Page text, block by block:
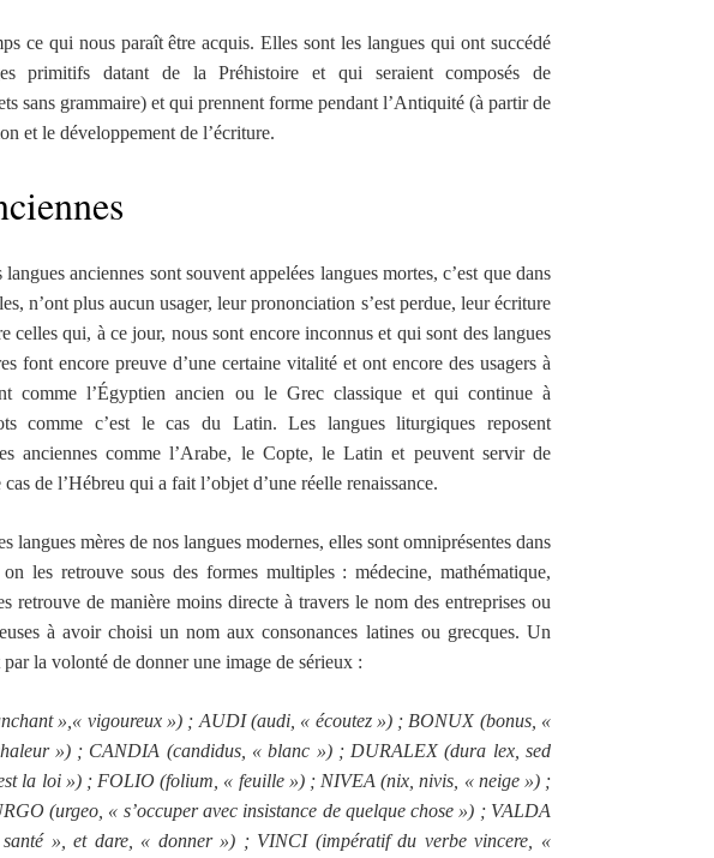
ce qui nous paraît être acquis. Elles sont les langues qui ont succédé
primitifs datant de la Préhistoire et qui seraient composés de
sans grammaire) et qui prennent forme pendant l’Antiquité (à partir de
et le développement de l’écriture.
anciennes sont souvent appelées langues mortes, c’est que dans
n’ont plus aucun usager, leur prononciation s’est perdue, leur écriture
celles qui, à ce jour, nous sont encore inconnus et qui sont des langues
font encore preuve d’une certaine vitalité et ont encore des usagers à
comme l’Égyptien ancien ou le Grec classique et qui continue à
comme c’est le cas du Latin. Les langues liturgiques reposent
anciennes comme l’Arabe, le Copte, le Latin et peuvent servir de
de l’Hébreu qui a fait l’objet d’une réelle renaissance.
langues mères de nos langues modernes, elles sont omniprésentes dans
les retrouve sous des formes multiples : médecine, mathématique,
de manière moins directe à travers le nom des entreprises ou
à avoir choisi un nom aux consonances latines ou grecques. Un
la volonté de donner une image de sérieux :
»,« vigoureux ») ; AUDI (audi, « écoutez ») ; BONUX (bonus, «
») ; CANDIA (candidus, « blanc ») ; DURALEX (dura lex, sed
la loi ») ; FOLIO (folium, « feuille ») ; NIVEA (nix, nivis, « neige ») ;
(urgeo, « s’occuper avec insistance de quelque chose ») ; VALDA
», et dare, « donner ») ; VINCI (impératif du verbe vincere, «